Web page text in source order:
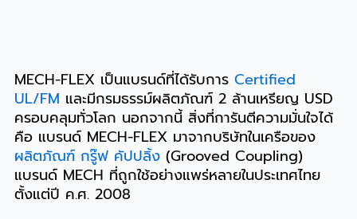
MECH-FLEX เป็นแบรนด์ที่ได้รับการ Certified
UL/FM และมีกรมธรรม์ผลิตภัณฑ์ 2 ล้านเหรียญ USD
ครอบคลุมทั่วโลก นอกจากนี้ สิ่งที่การันตีความมั่นใจได้
คือ แบรนด์ MECH-FLEX มาจากบริษัทในเครือของ
ผลิตภัณฑ์ กรู๊ฟ คัปปลิ้ง(Grooved Coupling)
แบรนด์ MECH ที่ถูกใช้อย่างแพร่หลายในประเทศไทย
ตั้งแต่ปี ค.ศ. 2008